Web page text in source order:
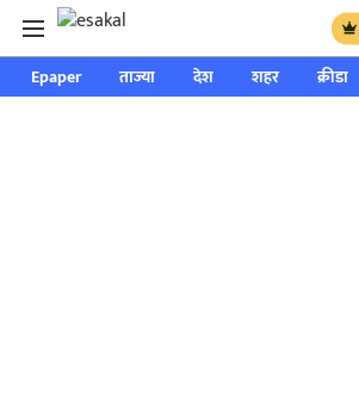
Epaper ताज्या देश शहर क्रीडा